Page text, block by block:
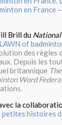
en France
Brill du
of
des règles
Depuis les
britannique
Word
la
petites histoires